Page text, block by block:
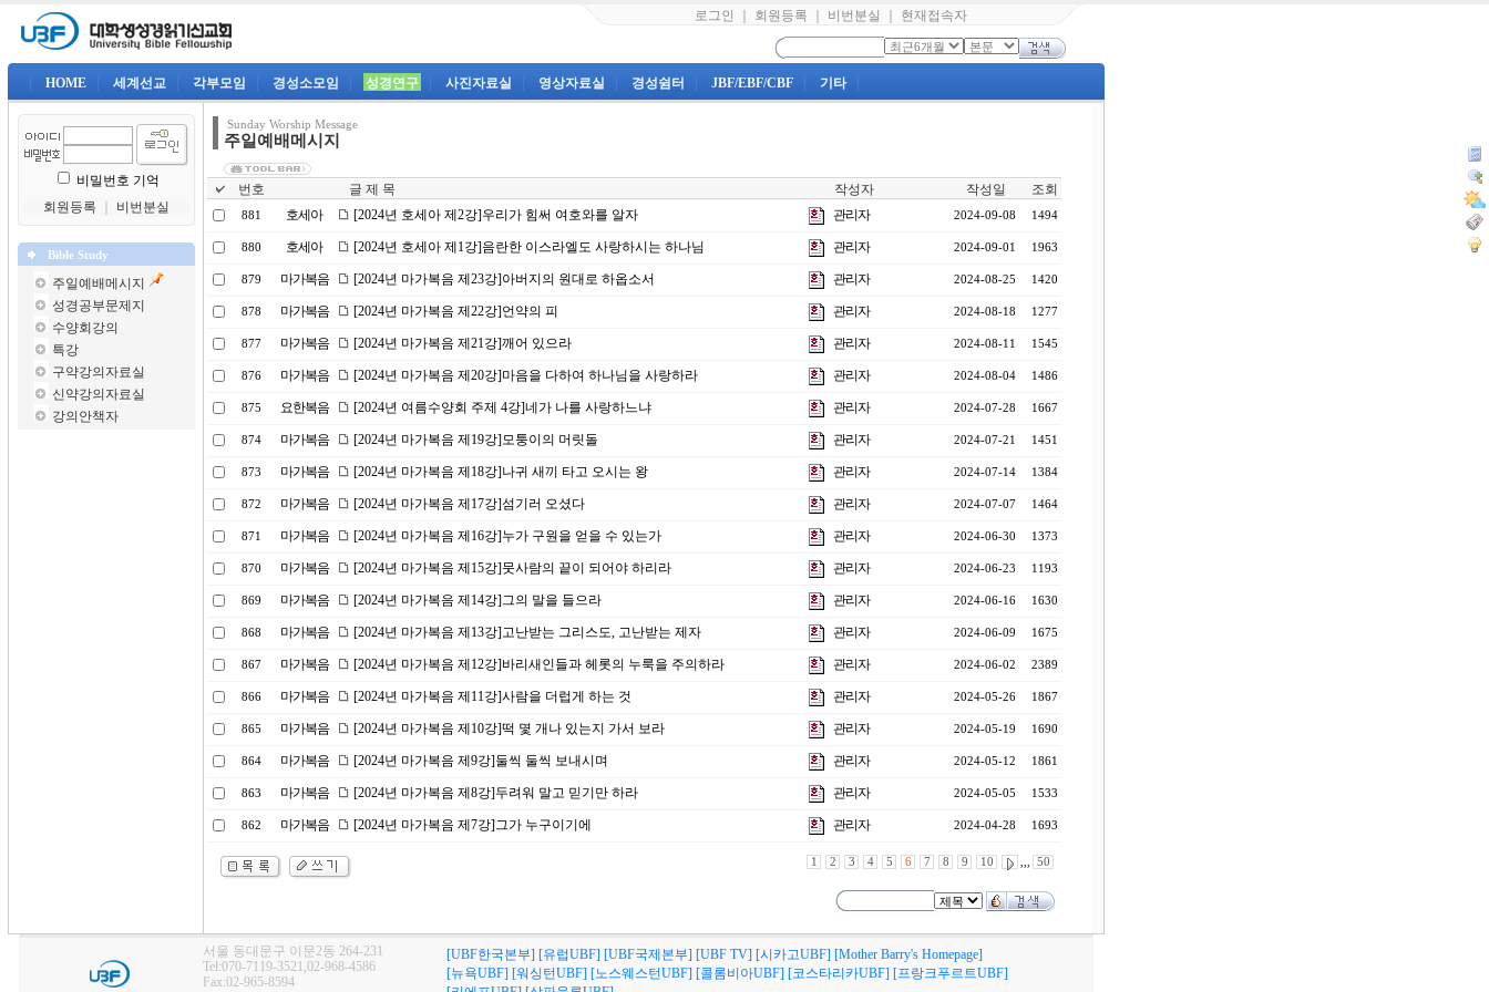
로그인 회원등록 비번분실 현재접속자
HOME 세계선교 각부모임 경성소모임 성경연구 사진자료실 영상자료실 경성쉼터 JBF/EBF/CBF 기타
비밀번호 기억
회원등록
비번분실
Bible Study
주일예배메시지
성경공부문제지
수양회강의
특강
구약강의자료실
신약강의자료실
강의안책자
Sunday Worship Message
주일예배메시지
번호 글 제 목 작성자 작성일 조회
881 호세아 [2024년 호세아 제2강]우리가 힘써 여호와를 알자 관리자 2024-09-08 1494
880 호세아 [2024년 호세아 제1강]음란한 이스라엘도 사랑하시는 하나님 관리자 2024-09-01 1963
879 마가복음 [2024년 마가복음 제23강]아버지의 원대로 하옵소서 관리자 2024-08-25 1420
878 마가복음 [2024년 마가복음 제22강]언약의 피 관리자 2024-08-18 1277
877 마가복음 [2024년 마가복음 제21강]깨어 있으라 관리자 2024-08-11 1545
876 마가복음 [2024년 마가복음 제20강]마음을 다하여 하나님을 사랑하라 관리자 2024-08-04 1486
875 요한복음 [2024년 여름수양회 주제 4강]네가 나를 사랑하느냐 관리자 2024-07-28 1667
874 마가복음 [2024년 마가복음 제19강]모퉁이의 머릿돌 관리자 2024-07-21 1451
873 마가복음 [2024년 마가복음 제18강]나귀 새끼 타고 오시는 왕 관리자 2024-07-14 1384
872 마가복음 [2024년 마가복음 제17강]섬기러 오셨다 관리자 2024-07-07 1464
871 마가복음 [2024년 마가복음 제16강]누가 구원을 얻을 수 있는가 관리자 2024-06-30 1373
870 마가복음 [2024년 마가복음 제15강]뭇사람의 끝이 되어야 하리라 관리자 2024-06-23 1193
869 마가복음 [2024년 마가복음 제14강]그의 말을 들으라 관리자 2024-06-16 1630
868 마가복음 [2024년 마가복음 제13강]고난받는 그리스도, 고난받는 제자 관리자 2024-06-09 1675
867 마가복음 [2024년 마가복음 제12강]바리새인들과 헤롯의 누룩을 주의하라 관리자 2024-06-02 2389
866 마가복음 [2024년 마가복음 제11강]사람을 더럽게 하는 것 관리자 2024-05-26 1867
865 마가복음 [2024년 마가복음 제10강]떡 몇 개나 있는지 가서 보라 관리자 2024-05-19 1690
864 마가복음 [2024년 마가복음 제9강]둘씩 둘씩 보내시며 관리자 2024-05-12 1861
863 마가복음 [2024년 마가복음 제8강]두려워 말고 믿기만 하라 관리자 2024-05-05 1533
862 마가복음 [2024년 마가복음 제7강]그가 누구이기에 관리자 2024-04-28 1693
1 2 3 4 5 6 7 8 9 10 ,,, 50
서울 동대문구 이문2동 264-231
Tel:070-7119-3521,02-968-4586
Fax:02-965-8594
[UBF한국본부] [유럽UBF] [UBF국제본부] [UBF TV] [시카고UBF] [Mother Barry's Homepage]
[뉴욕UBF] [워싱턴UBF] [노스웨스턴UBF] [콜롬비아UBF] [코스타리카UBF] [프랑크푸르트UBF]